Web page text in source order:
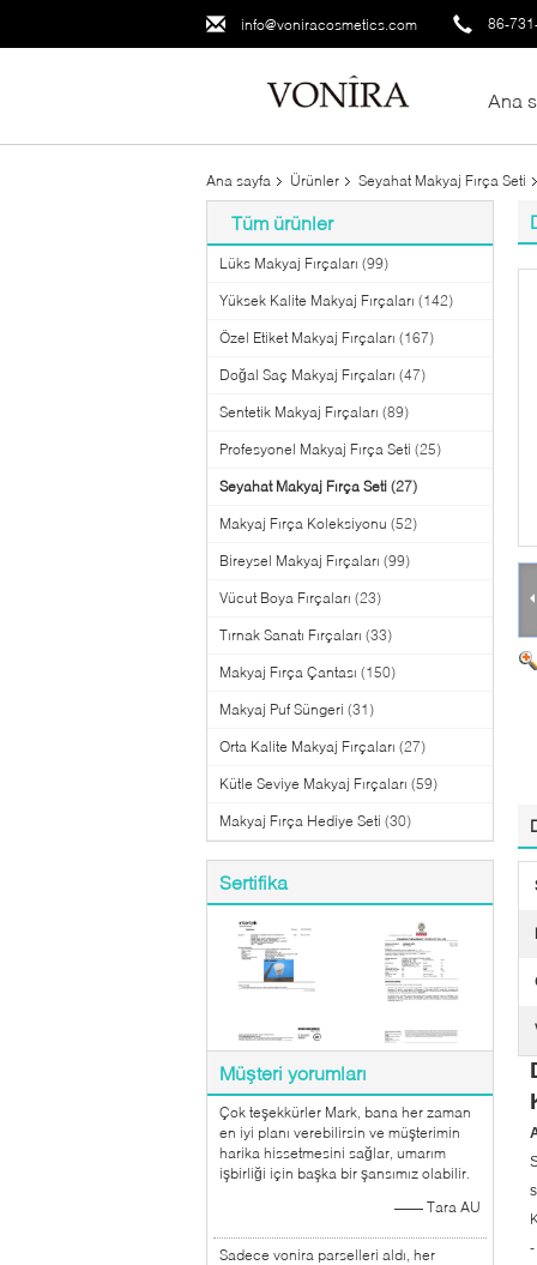
info@voniracosmetics.com 86-
Ana
Ana sayfa Ürünler Seyahat Makyaj Fırça Seti
Tüm ürünler
Lüks Makyaj Fırçaları (99)
Yüksek Kalite Makyaj Fırçaları (142)
Özel Etiket Makyaj Fırçaları (167)
Doğal Saç Makyaj Fırçaları (47)
Sentetik Makyaj Fırçaları (89)
Profesyonel Makyaj Fırça Seti (25)
Seyahat Makyaj Fırça Seti (27)
Makyaj Fırça Koleksiyonu (52)
Bireysel Makyaj Fırçaları (99)
Vücut Boya Fırçaları (23)
Tırnak Sanatı Fırçaları (33)
Makyaj Fırça Çantası (150)
Makyaj Puf Süngeri (31)
Orta Kalite Makyaj Fırçaları (27)
Kütle Seviye Makyaj Fırçaları (59)
Makyaj Fırça Hediye Seti (30)
Sertifika
Müşteri yorumları
Çok teşekkürler Mark, bana her zaman
en iyi planı verebilirsin ve müşterimin
harika hissetmesini sağlar, umarım
işbirliği için başka bir şansımız olabilir.
—— Tara AU
Sadece vonira parselleri aldı, her
-